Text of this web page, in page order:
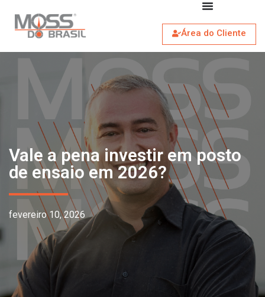
Área do Cliente
Vale a pena investir em posto
de ensaio em 2026?
fevereiro 10, 2026